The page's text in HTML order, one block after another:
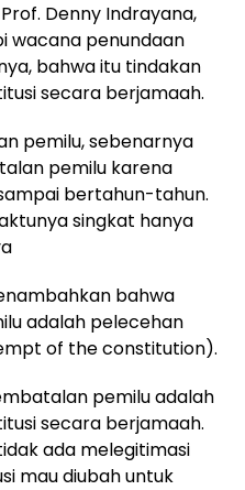
Denny Indrayana,
wacana penundaan
bahwa itu tindakan
secara berjamaah.
pemilu, sebenarnya
pemilu karena
bertahun-tahun.
singkat hanya
bahwa
adalah pelecehan
of the constitution).
pemilu adalah
secara berjamaah.
ada melegitimasi
mau diubah untuk